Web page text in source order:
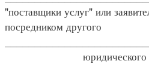
"поставщики услуг" или
посредником другого
юридического